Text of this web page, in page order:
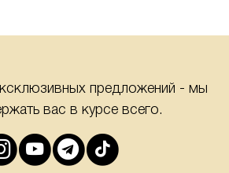
предложений - мы
вас в курсе всего.